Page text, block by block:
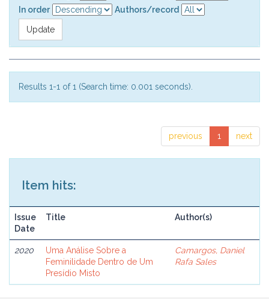
In order
Authors/record
Results 1-1 of 1 (Search time: 0.001 seconds).
previous 1 next
Item hits:
Issue
Date
Title Author(s)
2020
Uma Análise Sobre a
Feminilidade Dentro de Um
Presídio Misto
Camargos, Daniel
Rafa Sales